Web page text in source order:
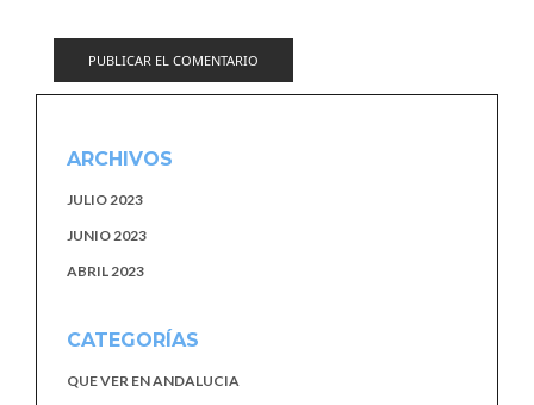
ARCHIVOS
JULIO 2023
JUNIO 2023
ABRIL 2023
CATEGORÍAS
QUE VER EN ANDALUCIA